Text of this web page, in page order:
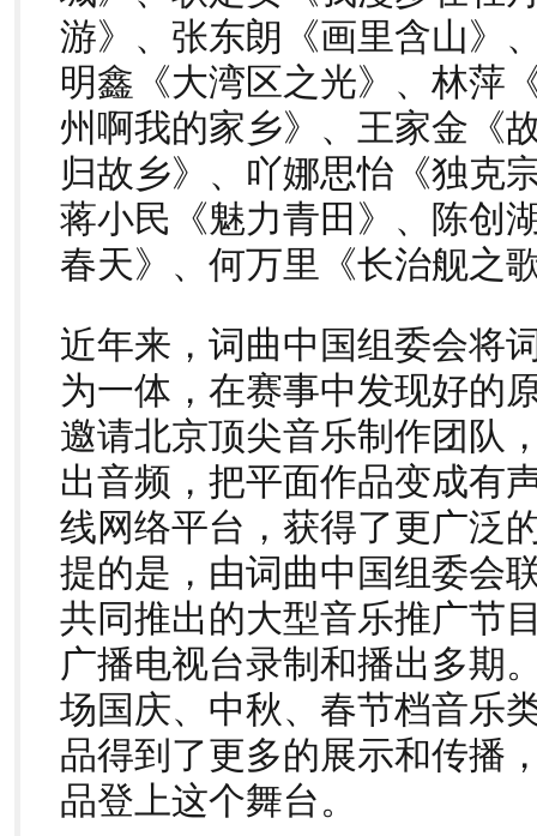
游》、张东朗《画里含山》
明鑫《大湾区之光》、林萍
州啊我的家乡》、王家金《
归故乡》、吖娜思怡《独克
蒋小民《魅力青田》、陈创
春天》、何万里《长治舰之
近年来，词曲中国组委会将
为一体，在赛事中发现好的
邀请北京顶尖音乐制作团队
出音频，把平面作品变成有
线网络平台，获得了更广泛
提的是，由词曲中国组委会
共同推出的大型音乐推广节
广播电视台录制和播出多期
场国庆、中秋、春节档音乐
品得到了更多的展示和传播
品登上这个舞台。